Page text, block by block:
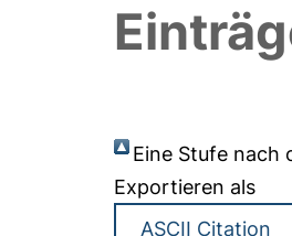
Eine Stufe nach
Exportieren als